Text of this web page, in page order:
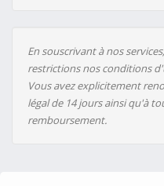
En souscrivant à nos
restrictions nos conditions
Vous avez explicitement
légal de 14 jours ainsi qu'à
remboursement.